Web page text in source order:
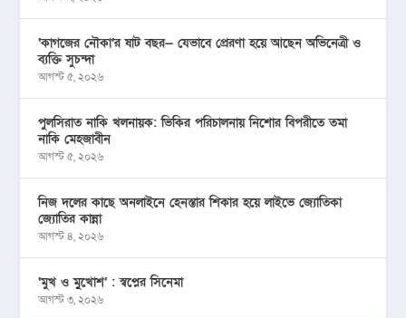
‘কাগজের নৌকা’র ষাট বছর— যেভাবে প্রেরণা হয়ে আছেন অভিনেত্রী ও
ব্যক্তি সুচন্দা
আগস্ট ৫, ২০২৬
পুলসিরাত নাকি খলনায়ক: ভিকির পরিচালনায় নিশোর বিপরীতে তমা
নাকি মেহজাবীন
আগস্ট ৫, ২০২৬
নিজ দলের কাছে অনলাইনে হেনস্তার শিকার হয়ে লাইভে জ্যোতিকা
জ্যোতির কান্না
আগস্ট ৪, ২০২৬
‘মুখ ও মু্খোশ’ : স্বপ্নের সিনেমা
আগস্ট ৩, ২০২৬